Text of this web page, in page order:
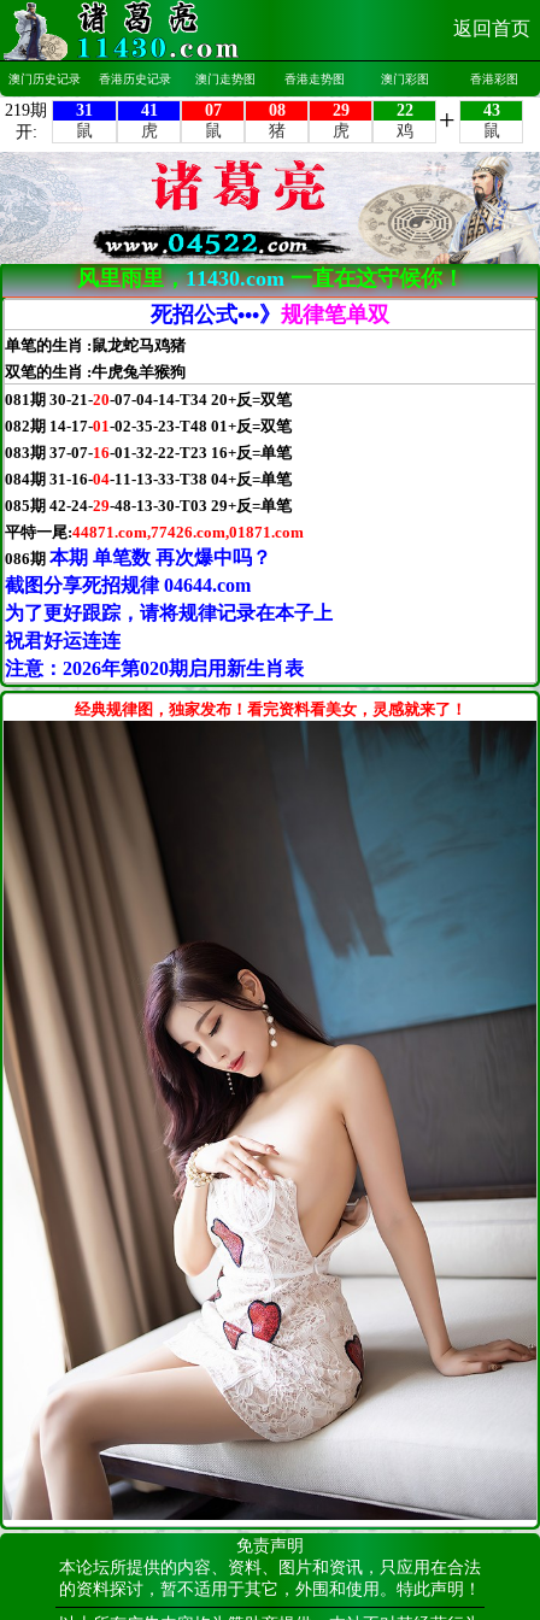
返回首页
澳门历史记录 香港历史记录 澳门走势图 香港走势图 澳门彩图 香港彩图
风里雨里，11430.com一直在这守候你！
死招公式•••》 规律笔单双
单笔的生肖 :鼠龙蛇马鸡猪
双笔的生肖 :牛虎兔羊猴狗
081期 30-21-20-07-04-14-T34 20+反=双笔
082期 14-17-01-02-35-23-T48 01+反=双笔
083期 37-07-16-01-32-22-T23 16+反=单笔
084期 31-16-04-11-13-33-T38 04+反=单笔
085期 42-24-29-48-13-30-T03 29+反=单笔
平特一尾:44871.com,77426.com,01871.com
086期 本期 单笔数 再次爆中吗？
截图分享死招规律 04644.com
为了更好跟踪，请将规律记录在本子上
祝君好运连连
注意：2026年第020期启用新生肖表
经典规律图，独家发布！看完资料看美女，灵感就来了！
免责声明
本论坛所提供的内容、资料、图片和资讯，只应用在合法
的资料探讨，暂不适用于其它，外围和使用。特此声明！